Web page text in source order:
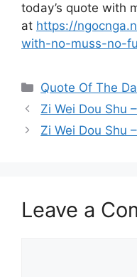
today’s quote with
at https://
with-no-muss-no-
Categories
Quote Of The
Zi Wei Dou Shu
Zi Wei Dou Shu
Leave a